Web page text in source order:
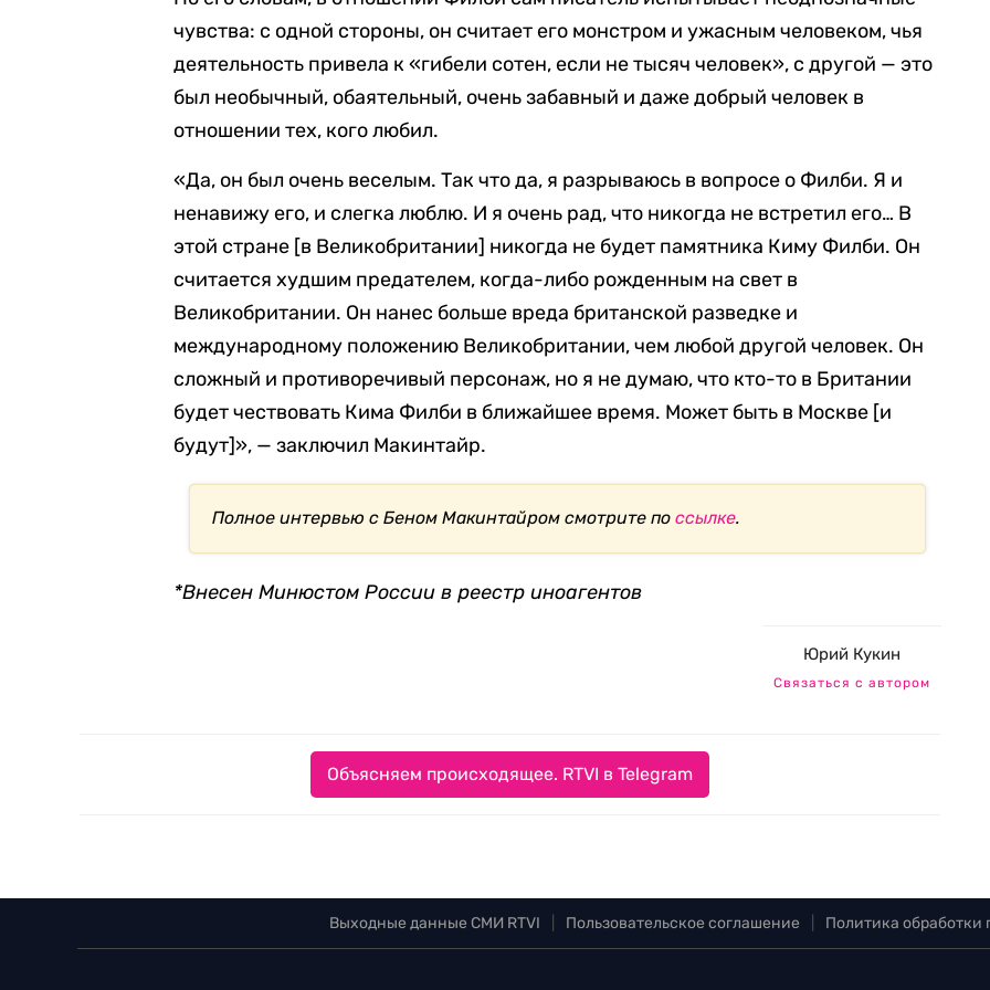
чувства: с одной стороны, он считает его монстром и ужасным человеком, чья
деятельность привела к «гибели сотен, если не тысяч человек», с другой — это
был необычный, обаятельный, очень забавный и даже добрый человек в
отношении тех, кого любил.
«Да, он был очень веселым. Так что да, я разрываюсь в вопросе о Филби. Я и
ненавижу его, и слегка люблю. И я очень рад, что никогда не встретил его… В
этой стране [в Великобритании] никогда не будет памятника Киму Филби. Он
считается худшим предателем, когда-либо рожденным на свет в
Великобритании. Он нанес больше вреда британской разведке и
международному положению Великобритании, чем любой другой человек. Он
сложный и противоречивый персонаж, но я не думаю, что кто-то в Британии
будет чествовать Кима Филби в ближайшее время. Может быть в Москве [и
будут]», — заключил Макинтайр.
Полное интервью с Беном Макинтайром смотрите поссылке.
*Внесен Минюстом России в реестр иноагентов
Юрий Кукин
Связаться с автором
Объясняем происходящее. RTVI в Telegram
Выходные данные СМИ RTVI Пользовательское соглашение Политика